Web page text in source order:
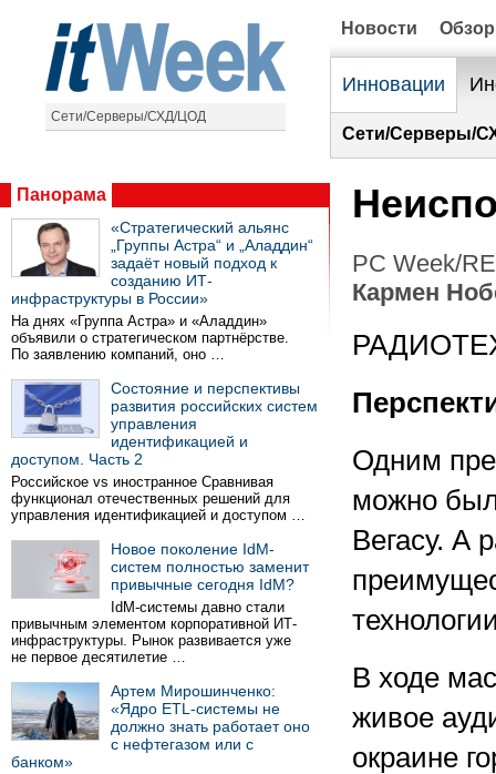
Сети/Серверы/СХД/ЦОД
Новости
Инновации
Сети/Серверы/
Панорама
«Стратегический альянс
„Группы Астра“ и „Аладдин“
задаёт новый подход к
созданию ИТ-
инфраструктуры в России»
На днях «Группа Астра» и «Аладдин»
объявили о стратегическом партнёрстве.
По заявлению компаний, оно …
Состояние и перспективы
развития российских систем
управления
идентификацией и
доступом. Часть 2
Российское vs иностранное Сравнивая
функционал отечественных решений для
управления идентификацией и доступом …
Новое поколение IdM-
систем полностью заменит
привычные сегодня IdM?
IdM-системы давно стали
привычным элементом корпоративной ИТ-
инфраструктуры. Рынок развивается уже
не первое десятилетие …
Артем Мирошинченко:
«Ядро ETL-системы не
должно знать работает оно
с нефтегазом или с
банком»
PC Week/
Кармен
Одним
можно
Вегасу. А
В ходе
живое
окраине